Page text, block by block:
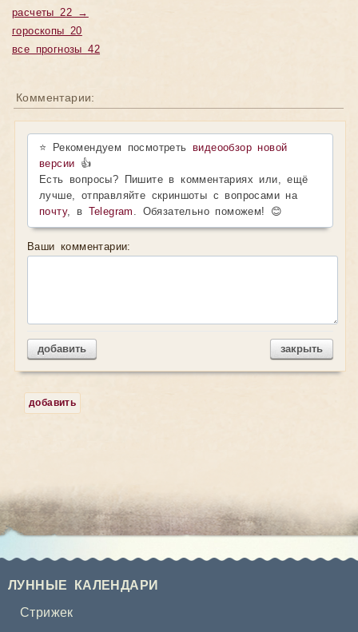
расчеты 22 →
гороскопы 20
все прогнозы 42
Комментарии:
⭐ Рекомендуем посмотретьвидеообзор новой
версии 👍
Есть вопросы? Пишите в комментариях или, ещё
лучше, отправляйте скриншоты с вопросами на
почту, в Telegram . Обязательно поможем! 😊
Ваши комментарии:
добавить закрыть
добавить
ЛУННЫЕ КАЛЕНДАРИ
Стрижек